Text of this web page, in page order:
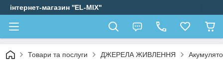
інтернет-магазин ''EL-MIX"
Товари та послуги ДЖЕРЕЛА ЖИВЛЕННЯ